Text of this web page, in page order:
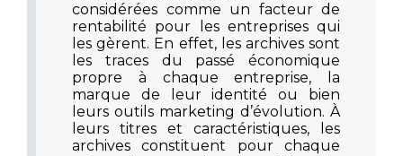
considérées comme un facteur de
rentabilité pour les entreprises qui
les gèrent. En effet, les archives sont
les traces du passé économique
propre à chaque entreprise, la
marque de leur identité ou bien
leurs outils marketing d’évolution. À
leurs titres et caractéristiques, les
archives constituent pour chaque